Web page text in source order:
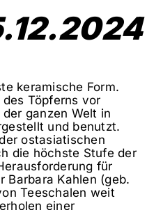
keramische Form.
Töpferns vor
ganzen Welt in
und benutzt.
ostasiatischen
die höchste Stufe der
für
Barbara Kahlen (geb.
Teeschalen weit
einer